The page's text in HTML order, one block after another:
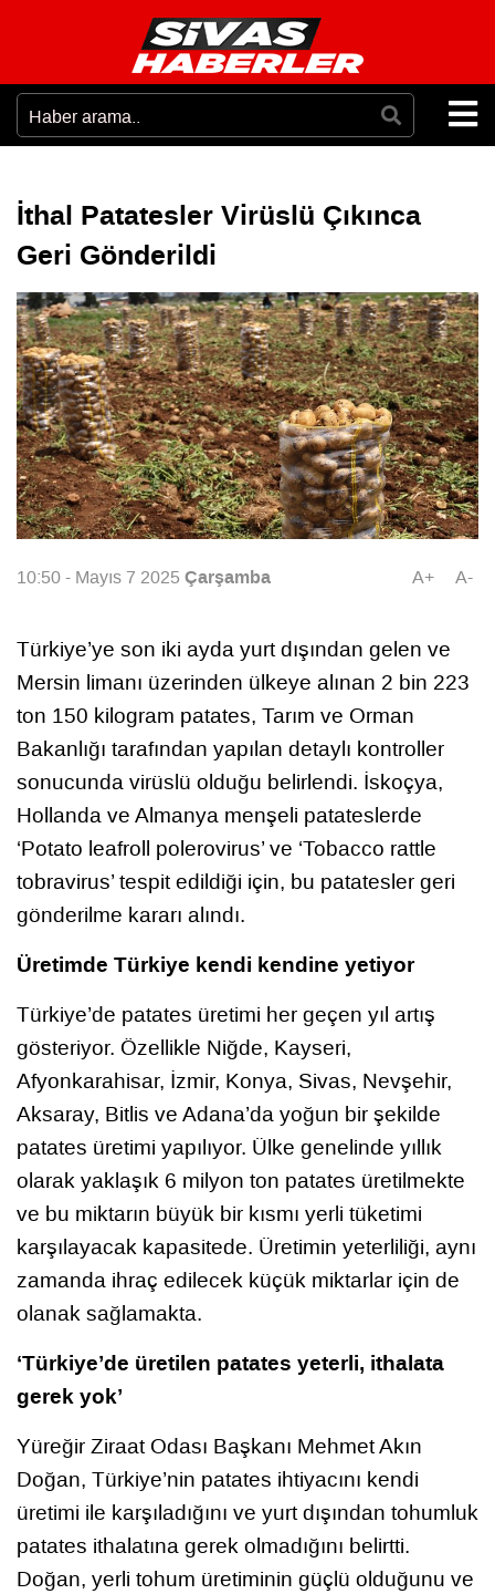
İthal Patatesler Virüslü Çıkınca
Geri Gönderildi
10:50 - Mayıs 7 2025Çarşamba A+ A-
Türkiye’ye son iki ayda yurt dışından gelen ve
Mersin limanı üzerinden ülkeye alınan 2 bin 223
ton 150 kilogram patates, Tarım ve Orman
Bakanlığı tarafından yapılan detaylı kontroller
sonucunda virüslü olduğu belirlendi. İskoçya,
Hollanda ve Almanya menşeli patateslerde
‘Potato leafroll polerovirus’ ve ‘Tobacco rattle
tobravirus’ tespit edildiği için, bu patatesler geri
gönderilme kararı alındı.
Üretimde Türkiye kendi kendine yetiyor
Türkiye’de patates üretimi her geçen yıl artış
gösteriyor. Özellikle Niğde, Kayseri,
Afyonkarahisar, İzmir, Konya, Sivas, Nevşehir,
Aksaray, Bitlis ve Adana’da yoğun bir şekilde
patates üretimi yapılıyor. Ülke genelinde yıllık
olarak yaklaşık 6 milyon ton patates üretilmekte
ve bu miktarın büyük bir kısmı yerli tüketimi
karşılayacak kapasitede. Üretimin yeterliliği, aynı
zamanda ihraç edilecek küçük miktarlar için de
olanak sağlamakta.
‘Türkiye’de üretilen patates yeterli, ithalata
gerek yok’
Yüreğir Ziraat Odası Başkanı Mehmet Akın
Doğan, Türkiye’nin patates ihtiyacını kendi
üretimi ile karşıladığını ve yurt dışından tohumluk
patates ithalatına gerek olmadığını belirtti.
Doğan, yerli tohum üretiminin güçlü olduğunu ve